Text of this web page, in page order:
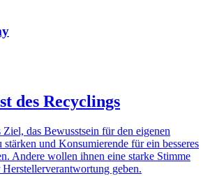
des Recyclings
das Bewusstsein für den eigenen
und Konsumierende für ein besseres
Andere wollen ihnen eine starke Stimme
geben.